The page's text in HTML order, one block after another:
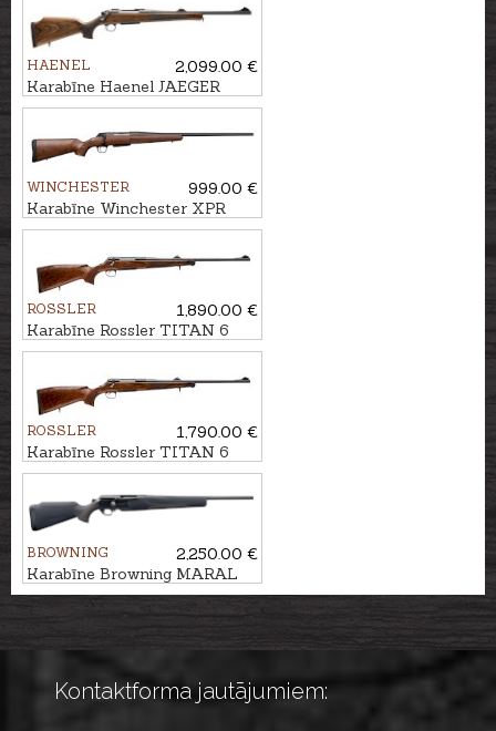
HAENEL
2,099.00 €
Karabīne Haenel JAEGER
NXT DS kal. .30-06 M15x1
WINCHESTER
999.00 €
Karabīne Winchester XPR
Sporter .308Win. M14x1
ROSSLER
1,890.00 €
Karabīne Rossler TITAN 6
Exclusive kal. 7mm Rem.Mag.
ROSSLER
1,790.00 €
Karabīne Rossler TITAN 6
Luxury kal. .300Win.Mag.
BROWNING
2,250.00 €
Karabīne Browning MARAL
4X Hunter Black/Brown kal.
Kontaktforma jautājumiem: